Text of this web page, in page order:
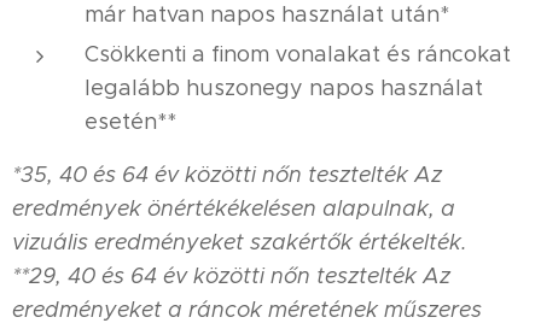
már hatvan napos használat után*
Csökkenti a finom vonalakat és ráncokat
legalább huszonegy napos használat
esetén**
*35, 40 és 64 év közötti nőn tesztelték Az
eredmények önértékékelésen alapulnak, a
vizuális eredményeket szakértők értékelték.
**29, 40 és 64 év közötti nőn tesztelték Az
eredményeket a ráncok méretének műszeres